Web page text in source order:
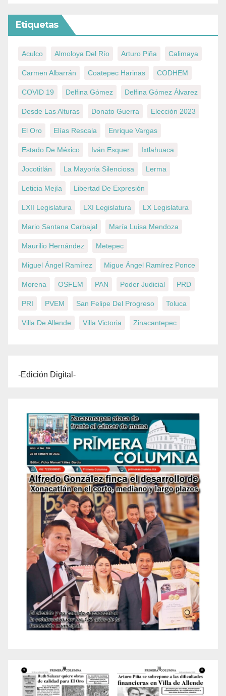
Etiquetas
Aculco Almoloya Del Río Arturo Piña Calimaya
Carmen Albarrán Coatepec Harinas CODHEM
COVID 19 Delfina Gómez Delfina Gómez Álvarez
Desde Las Alturas Donato Guerra Elección 2023
El Oro Elías Rescala Enrique Vargas
Estado De México Iván Esquer Ixtlahuaca
Jocotitlán La Mayoría Silenciosa Lerma
Leticia Mejía Libertad De Expresión
LXII Legislatura LXI Legislatura LX Legislatura
Mario Santana Carbajal María Luisa Mendoza
Maurilio Hernández Metepec
Miguel Ángel Ramírez Migue Ángel Ramírez Ponce
Morena OSFEM PAN Poder Judicial PRD
PRI PVEM San Felipe Del Progreso Toluca
Villa De Allende Villa Victoria Zinacantepec
-Edición Digital-